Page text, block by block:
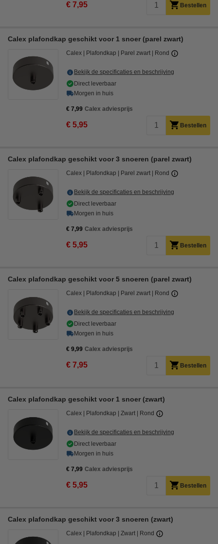
€ 7,95 Bestellen
Calex plafondkap geschikt voor 1 snoer (parel zwart)
Calex Plafondkap Parel zwart Rond
Bekijk de specificaties en beschrijving
Direct leverbaar
Morgen in huis
€ 7,99 Calex adviesprijs
€ 5,95 Bestellen
Calex plafondkap geschikt voor 3 snoeren (parel zwart)
Calex Plafondkap Parel zwart Rond
Bekijk de specificaties en beschrijving
Direct leverbaar
Morgen in huis
€ 7,99 Calex adviesprijs
€ 5,95 Bestellen
Calex plafondkap geschikt voor 5 snoeren (parel zwart)
Calex Plafondkap Parel zwart Rond
Bekijk de specificaties en beschrijving
Direct leverbaar
Morgen in huis
€ 9,99 Calex adviesprijs
€ 7,95 Bestellen
Calex plafondkap geschikt voor 1 snoer (zwart)
Calex Plafondkap Zwart Rond
Bekijk de specificaties en beschrijving
Direct leverbaar
Morgen in huis
€ 7,99 Calex adviesprijs
€ 5,95 Bestellen
Calex plafondkap geschikt voor 3 snoeren (zwart)
Calex Plafondkap Zwart Rond